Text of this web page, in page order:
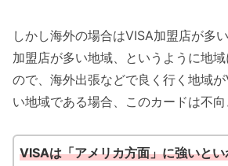
しかし海外の場合はVISA加盟店が多
加盟店が多い地域、というように地
ので、海外出張などで良く行く地域
い地域である場合、このカードは不向
VISAは「アメリカ方面」に強いとい